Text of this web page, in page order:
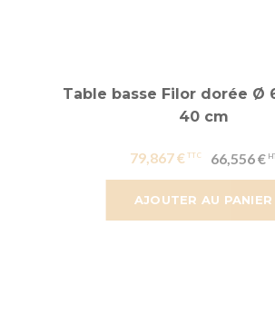
AJOUTER AU PANIER
Table basse Filor dorée Ø
40 cm
79,867 € 66,556 €